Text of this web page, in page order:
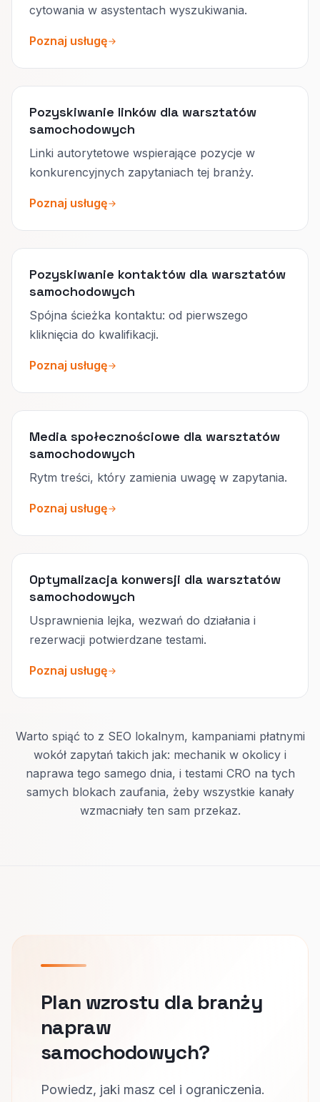
cytowania w asystentach wyszukiwania.
Poznaj usługę
Pozyskiwanie linków dla warsztatów
samochodowych
Linki autorytetowe wspierające pozycje w
konkurencyjnych zapytaniach tej branży.
Poznaj usługę
Pozyskiwanie kontaktów dla warsztatów
samochodowych
Spójna ścieżka kontaktu: od pierwszego
kliknięcia do kwalifikacji.
Poznaj usługę
Media społecznościowe dla warsztatów
samochodowych
Rytm treści, który zamienia uwagę w zapytania.
Poznaj usługę
Optymalizacja konwersji dla warsztatów
samochodowych
Usprawnienia lejka, wezwań do działania i
rezerwacji potwierdzane testami.
Poznaj usługę
Warto spiąć to z SEO lokalnym, kampaniami płatnymi
wokół zapytań takich jak: mechanik w okolicy i
naprawa tego samego dnia, i testami CRO na tych
samych blokach zaufania, żeby wszystkie kanały
wzmacniały ten sam przekaz.
Plan wzrostu dla branży
napraw
samochodowych?
Powiedz, jaki masz cel i ograniczenia.